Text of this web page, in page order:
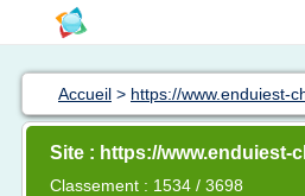
Accueil > https://www.enduiest-
Site : https://www.enduiest-
Classement : 1534 / 3698